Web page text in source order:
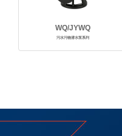
WQ/JYWQ
污水污物潜水泵系列